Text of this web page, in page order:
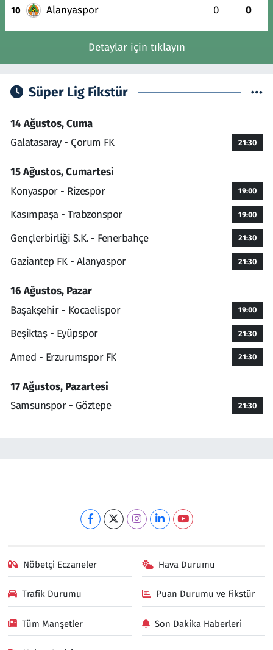
10 Alanyaspor 0 0
Detaylar için tıklayın
Süper Lig Fikstür
14 Ağustos, Cuma
Galatasaray - Çorum FK
21:30
15 Ağustos, Cumartesi
Konyaspor - Rizespor
19:00
Kasımpaşa - Trabzonspor 19:00
Gençlerbirliği S.K. - Fenerbahçe 21:30
Gaziantep FK - Alanyaspor 21:30
16 Ağustos, Pazar
Başakşehir - Kocaelispor
19:00
Beşiktaş - Eyüpspor 21:30
Amed - Erzurumspor FK 21:30
17 Ağustos, Pazartesi
Samsunspor - Göztepe
21:30
Nöbetçi Eczaneler Hava Durumu
Trafik Durumu Puan Durumu ve Fikstür
Tüm Manşetler Son Dakika Haberleri